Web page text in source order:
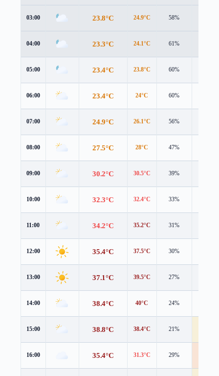
03:00 23.8°C 24.9°C 58%
04:00 23.3°C 24.1°C 61%
05:00 23.4°C 23.8°C 60%
06:00 23.4°C 24°C 60%
07:00 24.9°C 26.1°C 56%
08:00 27.5°C 28°C 47%
09:00 30.2°C 30.5°C 39%
10:00 32.3°C 32.4°C 33%
11:00 34.2°C 35.2°C 31%
12:00 35.4°C 37.5°C 30%
13:00 37.1°C 39.5°C 27%
14:00 38.4°C 40°C 24%
15:00 38.8°C 38.4°C 21%
16:00 35.4°C 31.3°C 29%